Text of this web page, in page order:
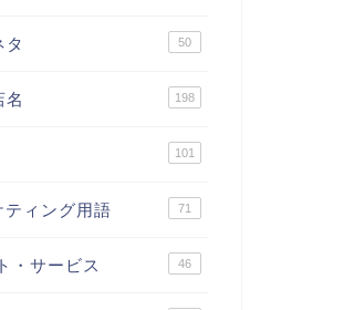
タ 50
名 198
101
ティング用語 71
・サービス 46